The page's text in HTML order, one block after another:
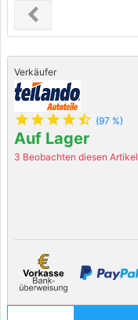
chevron_leftPrevious
Verkäufer
star star star star star_half (97 %)
Auf Lager
3 Beobachten diesen Artikel